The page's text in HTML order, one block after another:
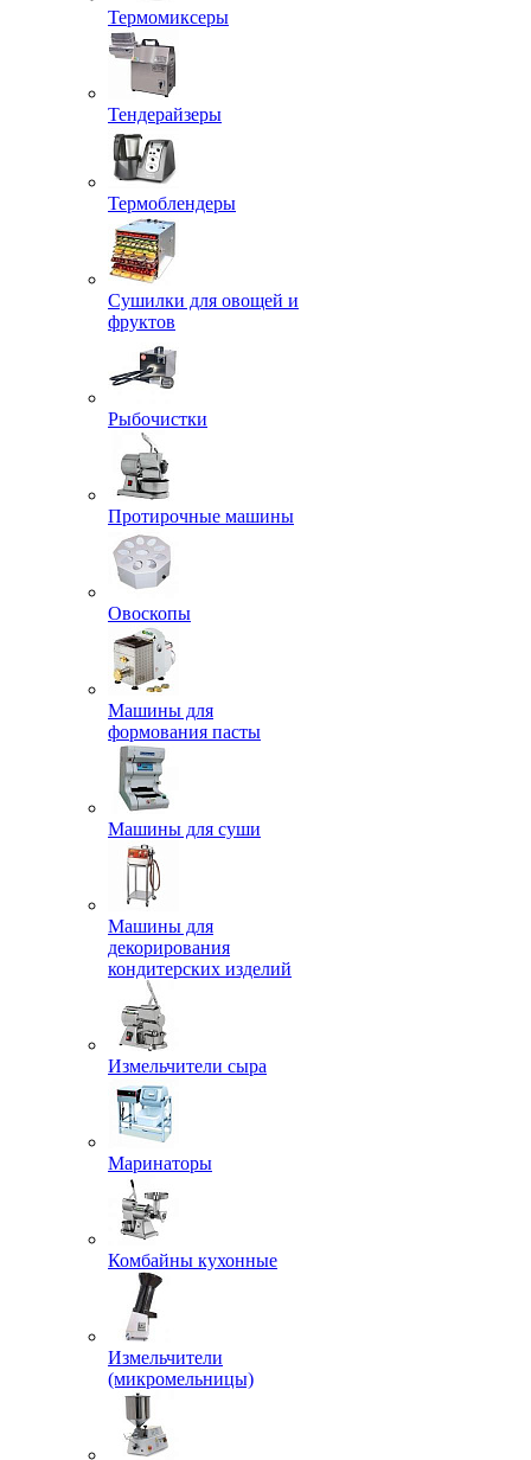
Термомиксеры
Тендерайзеры
Термоблендеры
Сушилки для овощей и
фруктов
Рыбочистки
Протирочные машины
Овоскопы
Машины для
формования пасты
Машины для суши
Машины для
декорирования
кондитерских изделий
Измельчители сыра
Маринаторы
Комбайны кухонные
Измельчители
(микромельницы)